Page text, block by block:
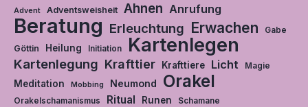
Advent Adventsweisheit Ahnen Anrufung
Beratung Erleuchtung Erwachen Gabe
Göttin Heilung Initiation Kartenlegen
Kartenlegung Krafttier Krafttiere Licht Magie
Meditation Mobbing Neumond Orakel
Orakelschamanismus Ritual Runen
Schamane